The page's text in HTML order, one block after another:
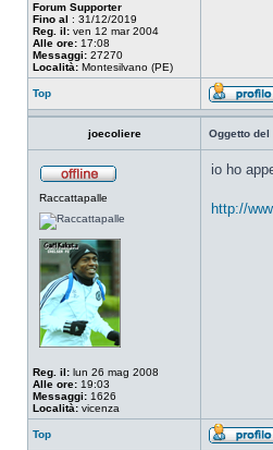
Forum Supporter
Fino al : 31/12/2019
Reg. il: ven 12 mar 2004
Alle ore: 17:08
Messaggi: 27270
Località: Montesilvano (PE)
Top
joecoliere Oggetto
Raccattapalle
Reg. il: lun 26 mag 2008
Alle ore: 19:03
Messaggi: 1626
Località: vicenza
io ho
http://
Top